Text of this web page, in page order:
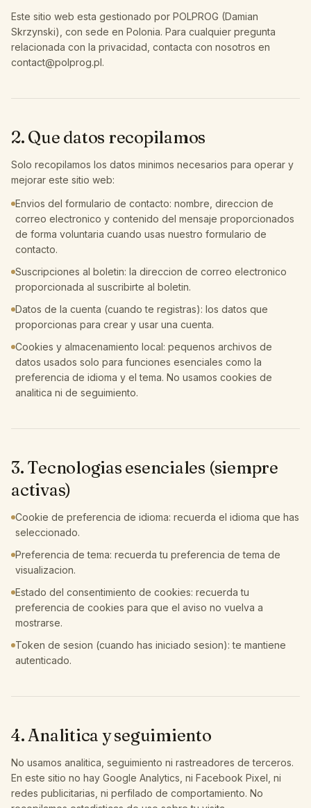
Este sitio web esta gestionado por POLPROG (Damian
Skrzynski), con sede en Polonia. Para cualquier pregunta
relacionada con la privacidad, contacta con nosotros en
contact@polprog.pl.
2. Que datos recopilamos
Solo recopilamos los datos minimos necesarios para operar y
mejorar este sitio web:
Envios del formulario de contacto: nombre, direccion de
correo electronico y contenido del mensaje proporcionados
de forma voluntaria cuando usas nuestro formulario de
contacto.
Suscripciones al boletin: la direccion de correo electronico
proporcionada al suscribirte al boletin.
Datos de la cuenta (cuando te registras): los datos que
proporcionas para crear y usar una cuenta.
Cookies y almacenamiento local: pequenos archivos de
datos usados solo para funciones esenciales como la
preferencia de idioma y el tema. No usamos cookies de
analitica ni de seguimiento.
3. Tecnologias esenciales (siempre
activas)
Cookie de preferencia de idioma: recuerda el idioma que has
seleccionado.
Preferencia de tema: recuerda tu preferencia de tema de
visualizacion.
Estado del consentimiento de cookies: recuerda tu
preferencia de cookies para que el aviso no vuelva a
mostrarse.
Token de sesion (cuando has iniciado sesion): te mantiene
autenticado.
4. Analitica y seguimiento
No usamos analitica, seguimiento ni rastreadores de terceros.
En este sitio no hay Google Analytics, ni Facebook Pixel, ni
redes publicitarias, ni perfilado de comportamiento. No